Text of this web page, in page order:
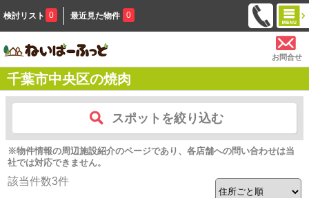
検討リスト 0 最近見た物件 0
お問合せ
千葉市中央区の焼肉
スポットを絞り込む
※物件情報の周辺施設紹介のページであり、各店舗への問い合わせは当
社では対応できません。
該当件数3件